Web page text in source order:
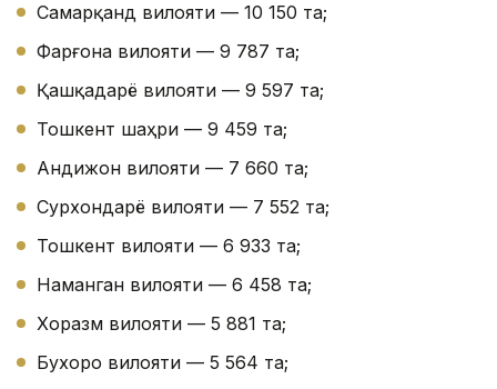
Самарқанд вилояти — 10 150 та;
Фарғона вилояти — 9 787 та;
Қашқадарё вилояти — 9 597 та;
Тошкент шаҳри — 9 459 та;
Андижон вилояти — 7 660 та;
Сурхондарё вилояти — 7 552 та;
Тошкент вилояти — 6 933 та;
Наманган вилояти — 6 458 та;
Хоразм вилояти — 5 881 та;
Бухоро вилояти — 5 564 та;